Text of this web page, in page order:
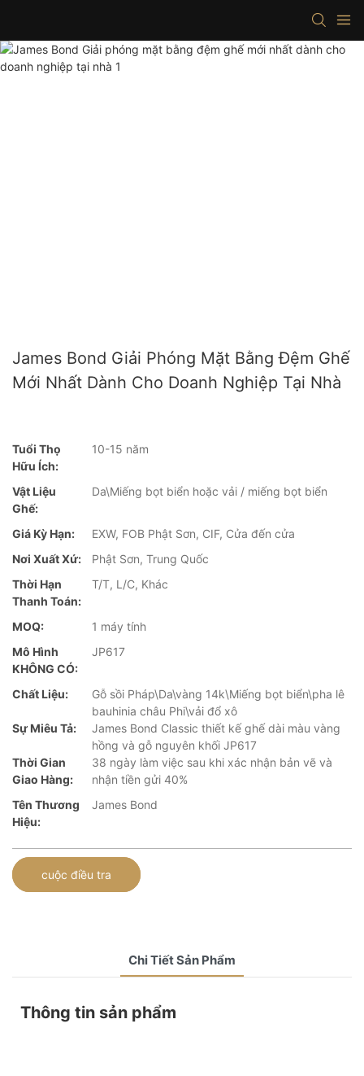
James Bond Giải Phóng Mặt Bằng Đệm Ghế
Mới Nhất Dành Cho Doanh Nghiệp Tại Nhà
Tuổi Thọ
Hữu Ích:
10-15 năm
Vật Liệu
Ghế:
Da\Miếng bọt biển hoặc vải / miếng bọt biển
Giá Kỳ Hạn:
EXW, FOB Phật Sơn, CIF, Cửa đến cửa
Nơi Xuất Xứ:
Phật Sơn, Trung Quốc
Thời Hạn
Thanh Toán:
T/T, L/C, Khác
MOQ:
1 máy tính
Mô Hình
KHÔNG CÓ:
JP617
Chất Liệu:
Gỗ sồi Pháp\Da\vàng 14k\Miếng bọt biển\pha lê
bauhinia châu Phi\vải đổ xô
Sự Miêu Tả:
James Bond Classic thiết kế ghế dài màu vàng
hồng và gỗ nguyên khối JP617
Thời Gian
Giao Hàng:
38 ngày làm việc sau khi xác nhận bản vẽ và
nhận tiền gửi 40%
Tên Thương
Hiệu:
James Bond
cuộc điều tra
Chi Tiết Sản Phẩm
Thông tin sản phẩm